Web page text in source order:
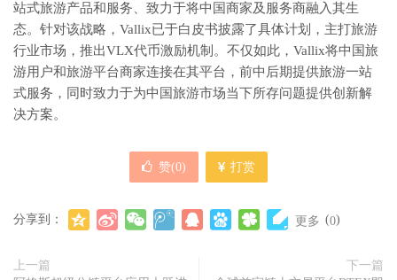
站式旅游产品和服务、致力于将中国商家及服务商融入其生
态。针对该战略，Vallix已于白皮书披露了具体计划，主打旅游
行业市场，推出VLX代币激励机制。不仅如此，Vallix将中国旅
游用户和旅游平台商家连接在其平台，前中后期提供旅游一站
式服务，同时致力于为中国旅游市场当下所存问题提供创新解
决方案。
赞(0) 打赏
分享到： 更多 (0)
上一篇
下一篇